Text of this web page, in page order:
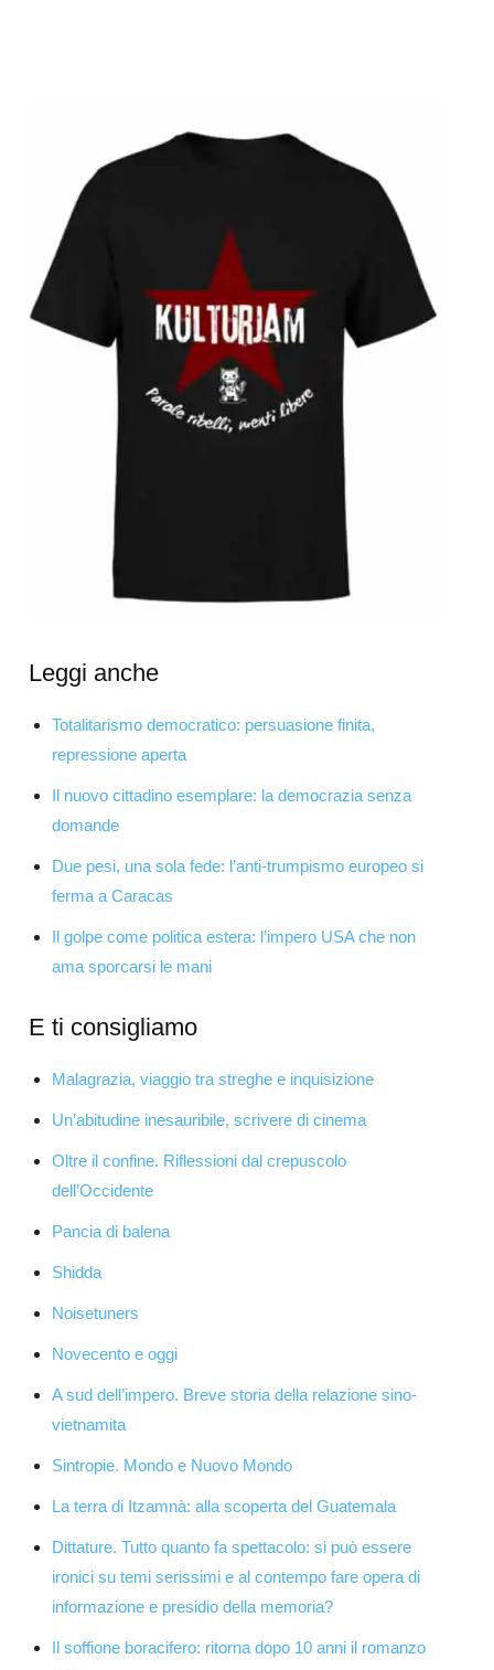
Leggi anche
Totalitarismo democratico: persuasione finita,
repressione aperta
Il nuovo cittadino esemplare: la democrazia senza
domande
Due pesi, una sola fede: l’anti-trumpismo europeo si
ferma a Caracas
Il golpe come politica estera: l’impero USA che non
ama sporcarsi le mani
E ti consigliamo
Malagrazia, viaggio tra streghe e inquisizione
Un’abitudine inesauribile, scrivere di cinema
Oltre il confine. Riflessioni dal crepuscolo
dell’Occidente
Pancia di balena
Shidda
Noisetuners
Novecento e oggi
A sud dell’impero. Breve storia della relazione sino-
vietnamita
Sintropie. Mondo e Nuovo Mondo
La terra di Itzamnà: alla scoperta del Guatemala
Dittature. Tutto quanto fa spettacolo: si può essere
ironici su temi serissimi e al contempo fare opera di
informazione e presidio della memoria?
Il soffione boracifero: ritorna dopo 10 anni il romanzo